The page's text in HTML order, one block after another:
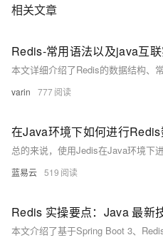
相关文章
Redis-常用语法以及java互
varin 777
在Java环境下如何进行
蓝易云 519
Redis 实操要点：Java 最新